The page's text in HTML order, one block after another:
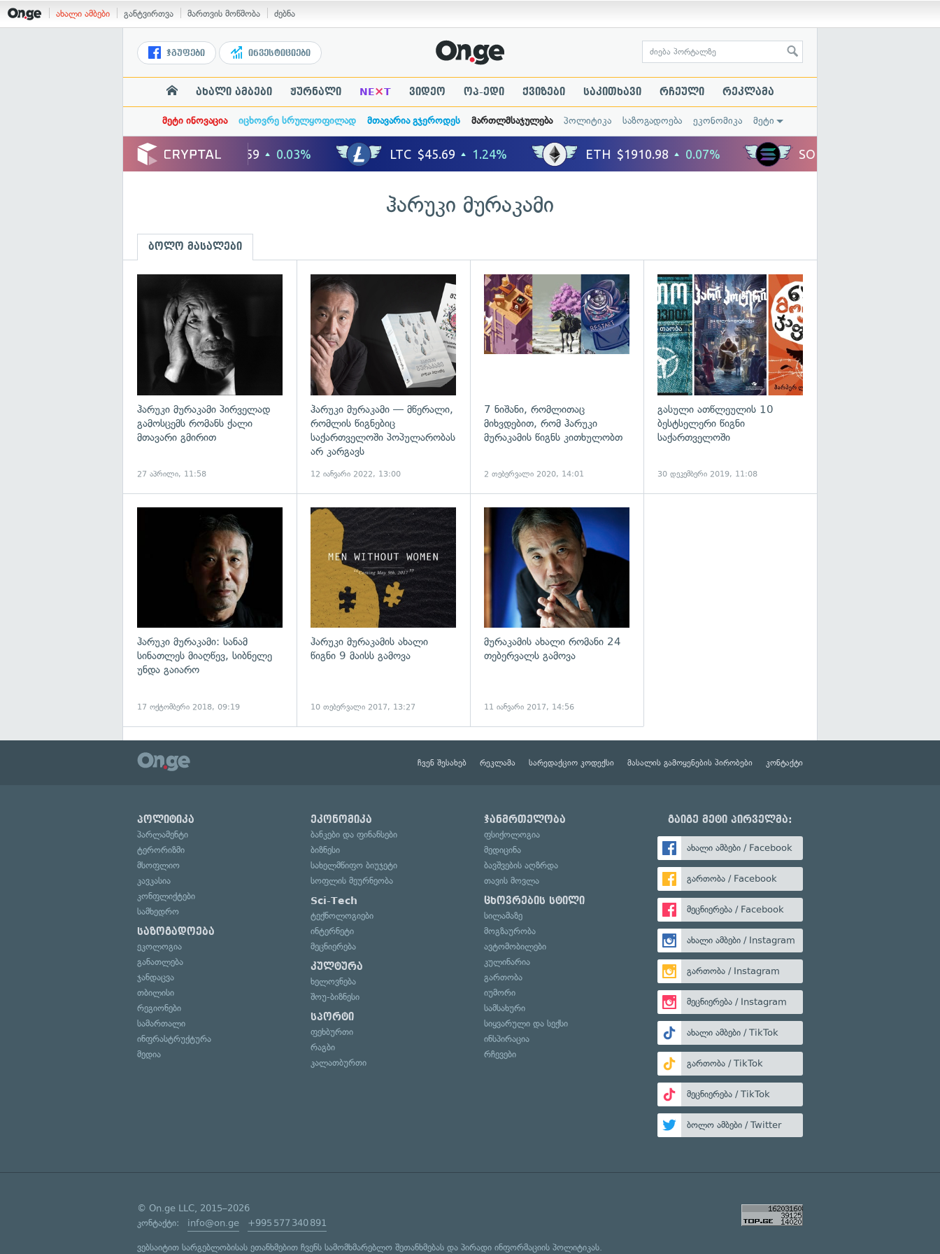
ახალი ამბები განტვირთვა მართვის მოწმობა ძებნა
ჯგუფები ინვესტიციები
ახალი ამბები ჟურნალი NE×T ვიდეო ოპ-ედი ქვიზები საკითხავი რჩეული რეკლამა
მეტი ინოვაცია იცხოვრე სრულყოფილად მთავარია გჯეროდეს მართლმსაჯულება პოლიტიკა საზოგადოება ეკონომიკა მეტი
ჰარუკი მურაკამი
ბოლო მასალები
გადახედვა
ჰარუკი მურაკამი პირველად
გამოსცემს რომანს ქალი
მთავარი გმირით
27 აპრილი, 11:58
ჰარუკი მურაკამი — მწერალი,
რომლის წიგნებიც
საქართველოში პოპულარობას
არ კარგავს
12 იანვარი 2022, 13:00
7 ნიშანი, რომლითაც
მიხვდებით, რომ ჰარუკი
მურაკამის წიგნს კითხულობთ
2 თებერვალი 2020, 14:01
გასული ათწლეულის 10
ბესტსელერი წიგნი
საქართველოში
30 დეკემბერი 2019, 11:08
გადახედვა
ჰარუკი მურაკამი: სანამ
სინათლეს მიაღწევ, სიბნელე
უნდა გაიარო
17 ოქტომბერი 2018, 09:19
გადახედვა
ჰარუკი მურაკამის ახალი
წიგნი 9 მაისს გამოვა
10 თებერვალი 2017, 13:27
მურაკამის ახალი რომანი 24
თებერვალს გამოვა
11 იანვარი 2017, 14:56
ჩვენ შესახებ რეკლამა სარედაქციო კოდექსი მასალის გამოყენების პირობები კონტაქტი
პოლიტიკა
პარლამენტი
ტერორიზმი
მსოფლიო
კავკასია
კონფლიქტები
სამხედრო
საზოგადოება
ეკოლოგია
განათლება
ჯანდაცვა
თბილისი
რეგიონები
სამართალი
ინფრასტრუქტურა
მედია
ეკონომიკა
ბანკები და ფინანსები
ბიზნესი
სახელმწიფო ბიუჯეტი
სოფლის მეურნეობა
Sci-Tech
ტექნოლოგიები
ინტერნეტი
მეცნიერება
კულტურა
ხელოვნება
შოუ-ბიზნესი
სპორტი
ფეხბურთი
რაგბი
კალათბურთი
ჯანმრთელობა
ფსიქოლოგია
მედიცინა
ბავშვების აღზრდა
თავის მოვლა
ცხოვრების სტილი
სილამაზე
მოგზაურობა
ავტომობილები
კულინარია
გართობა
იუმორი
სამსახური
სიყვარული და სექსი
ინსპირაცია
რჩევები
გაიგე მეტი პირველმა:
ახალი ამბები / Facebook
გართობა / Facebook
მეცნიერება / Facebook
ახალი ამბები / Instagram
გართობა / Instagram
მეცნიერება / Instagram
ახალი ამბები / TikTok
გართობა / TikTok
მეცნიერება / TikTok
ბოლო ამბები / Twitter
© On.ge LLC, 2015–2026
კონტაქტი: info@on.ge +995 577 340 891
ვებსაიტით სარგებლობისას ეთანხმებით ჩვენს სამომხმარებლო შეთანხმებას და პირადი ინფორმაციის პოლიტიკას